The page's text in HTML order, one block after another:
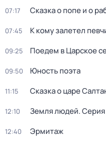
07:17 Сказка о попе и о
07:45 К кому залетел
09:25 Поедем в Царское
09:50 Юность поэта
11:15 Сказка о царе
12:10 Земля людей.
12:40 Эрмитаж